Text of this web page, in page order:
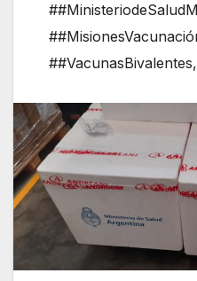
##VacunasBivalentes,